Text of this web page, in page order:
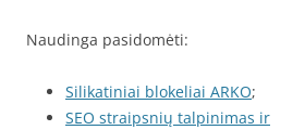
Naudinga pasidomėti:
Silikatiniai blokeliai ARKO;
SEO straipsnių talpinimas ir